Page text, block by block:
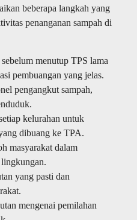
beberapa langkah yang
penanganan sampah di
menutup TPS lama
pembuangan yang jelas.
pengangkut sampah,
kelurahan untuk
dibuang ke TPA.
masyarakat dalam
lingkungan.
yang pasti dan
mengenai pemilahan